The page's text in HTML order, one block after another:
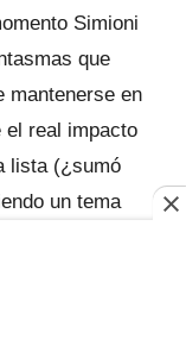
Simioni
que
mantenerse en
el real impacto
lista (¿sumó
un tema